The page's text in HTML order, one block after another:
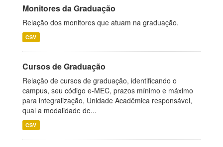
Monitores da Graduação
Relação dos monitores que atuam na graduação.
CSV
Cursos de Graduação
Relação de cursos de graduação, identificando o
campus, seu código e-MEC, prazos mínimo e máximo
para integralização, Unidade Acadêmica responsável,
qual a modalidade de...
CSV